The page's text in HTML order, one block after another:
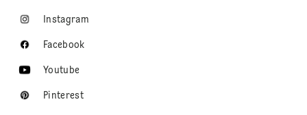
Instagram
Facebook
Youtube
Pinterest